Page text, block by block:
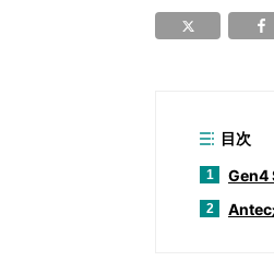
目次
1 Gen4
2 Antec